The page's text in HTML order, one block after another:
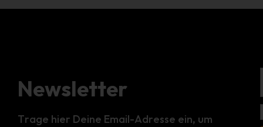
Newsletter
Trage hier Deine Email-Adresse ein, um